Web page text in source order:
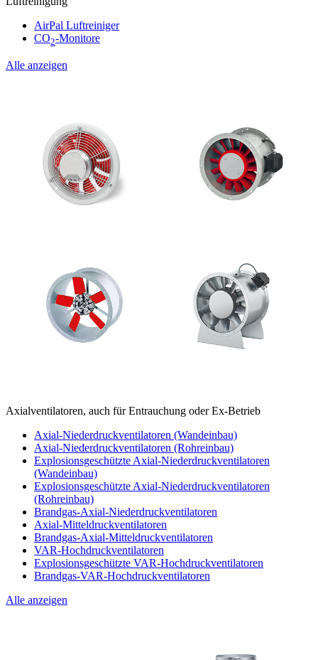
AirPal Luftreiniger
CO2-Monitore
Alle anzeigen
Axialventilatoren, auch für Entrauchung oder Ex-Betrieb
Axial-Niederdruckventilatoren (Wandeinbau)
Axial-Niederdruckventilatoren (Rohreinbau)
Explosionsgeschützte Axial-Niederdruckventilatoren
(Wandeinbau)
Explosionsgeschützte Axial-Niederdruckventilatoren
(Rohreinbau)
Brandgas-Axial-Niederdruckventilatoren
Axial-Mitteldruckventilatoren
Brandgas-Axial-Mitteldruckventilatoren
VAR-Hochdruckventilatoren
Explosionsgeschützte VAR-Hochdruckventilatoren
Brandgas-VAR-Hochdruckventilatoren
Alle anzeigen